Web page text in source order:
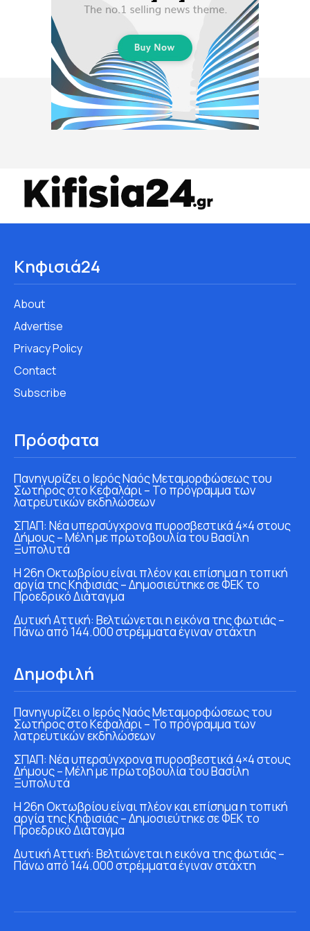
Κηφισιά24
About
Advertise
Privacy Policy
Contact
Subscribe
Πρόσφατα
Πανηγυρίζει ο Ιερός Ναός Μεταμορφώσεως του
Σωτήρος στο Κεφαλάρι – Το πρόγραμμα των
λατρευτικών εκδηλώσεων
ΣΠΑΠ: Νέα υπερσύγχρονα πυροσβεστικά 4×4 στους
Δήμους – Μέλη με πρωτοβουλία του Βασίλη
Ξυπολυτά
Η 26η Οκτωβρίου είναι πλέον και επίσημα η τοπική
αργία της Κηφισιάς – Δημοσιεύτηκε σε ΦΕΚ το
Προεδρικό Διάταγμα
Δυτική Αττική: Βελτιώνεται η εικόνα της φωτιάς –
Πάνω από 144.000 στρέμματα έγιναν στάχτη
Δημοφιλή
Πανηγυρίζει ο Ιερός Ναός Μεταμορφώσεως του
Σωτήρος στο Κεφαλάρι – Το πρόγραμμα των
λατρευτικών εκδηλώσεων
ΣΠΑΠ: Νέα υπερσύγχρονα πυροσβεστικά 4×4 στους
Δήμους – Μέλη με πρωτοβουλία του Βασίλη
Ξυπολυτά
Η 26η Οκτωβρίου είναι πλέον και επίσημα η τοπική
αργία της Κηφισιάς – Δημοσιεύτηκε σε ΦΕΚ το
Προεδρικό Διάταγμα
Δυτική Αττική: Βελτιώνεται η εικόνα της φωτιάς –
Πάνω από 144.000 στρέμματα έγιναν στάχτη